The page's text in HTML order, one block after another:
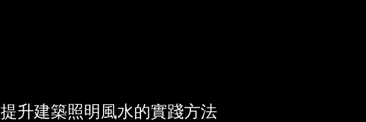
提升建築照明風水的實踐方法